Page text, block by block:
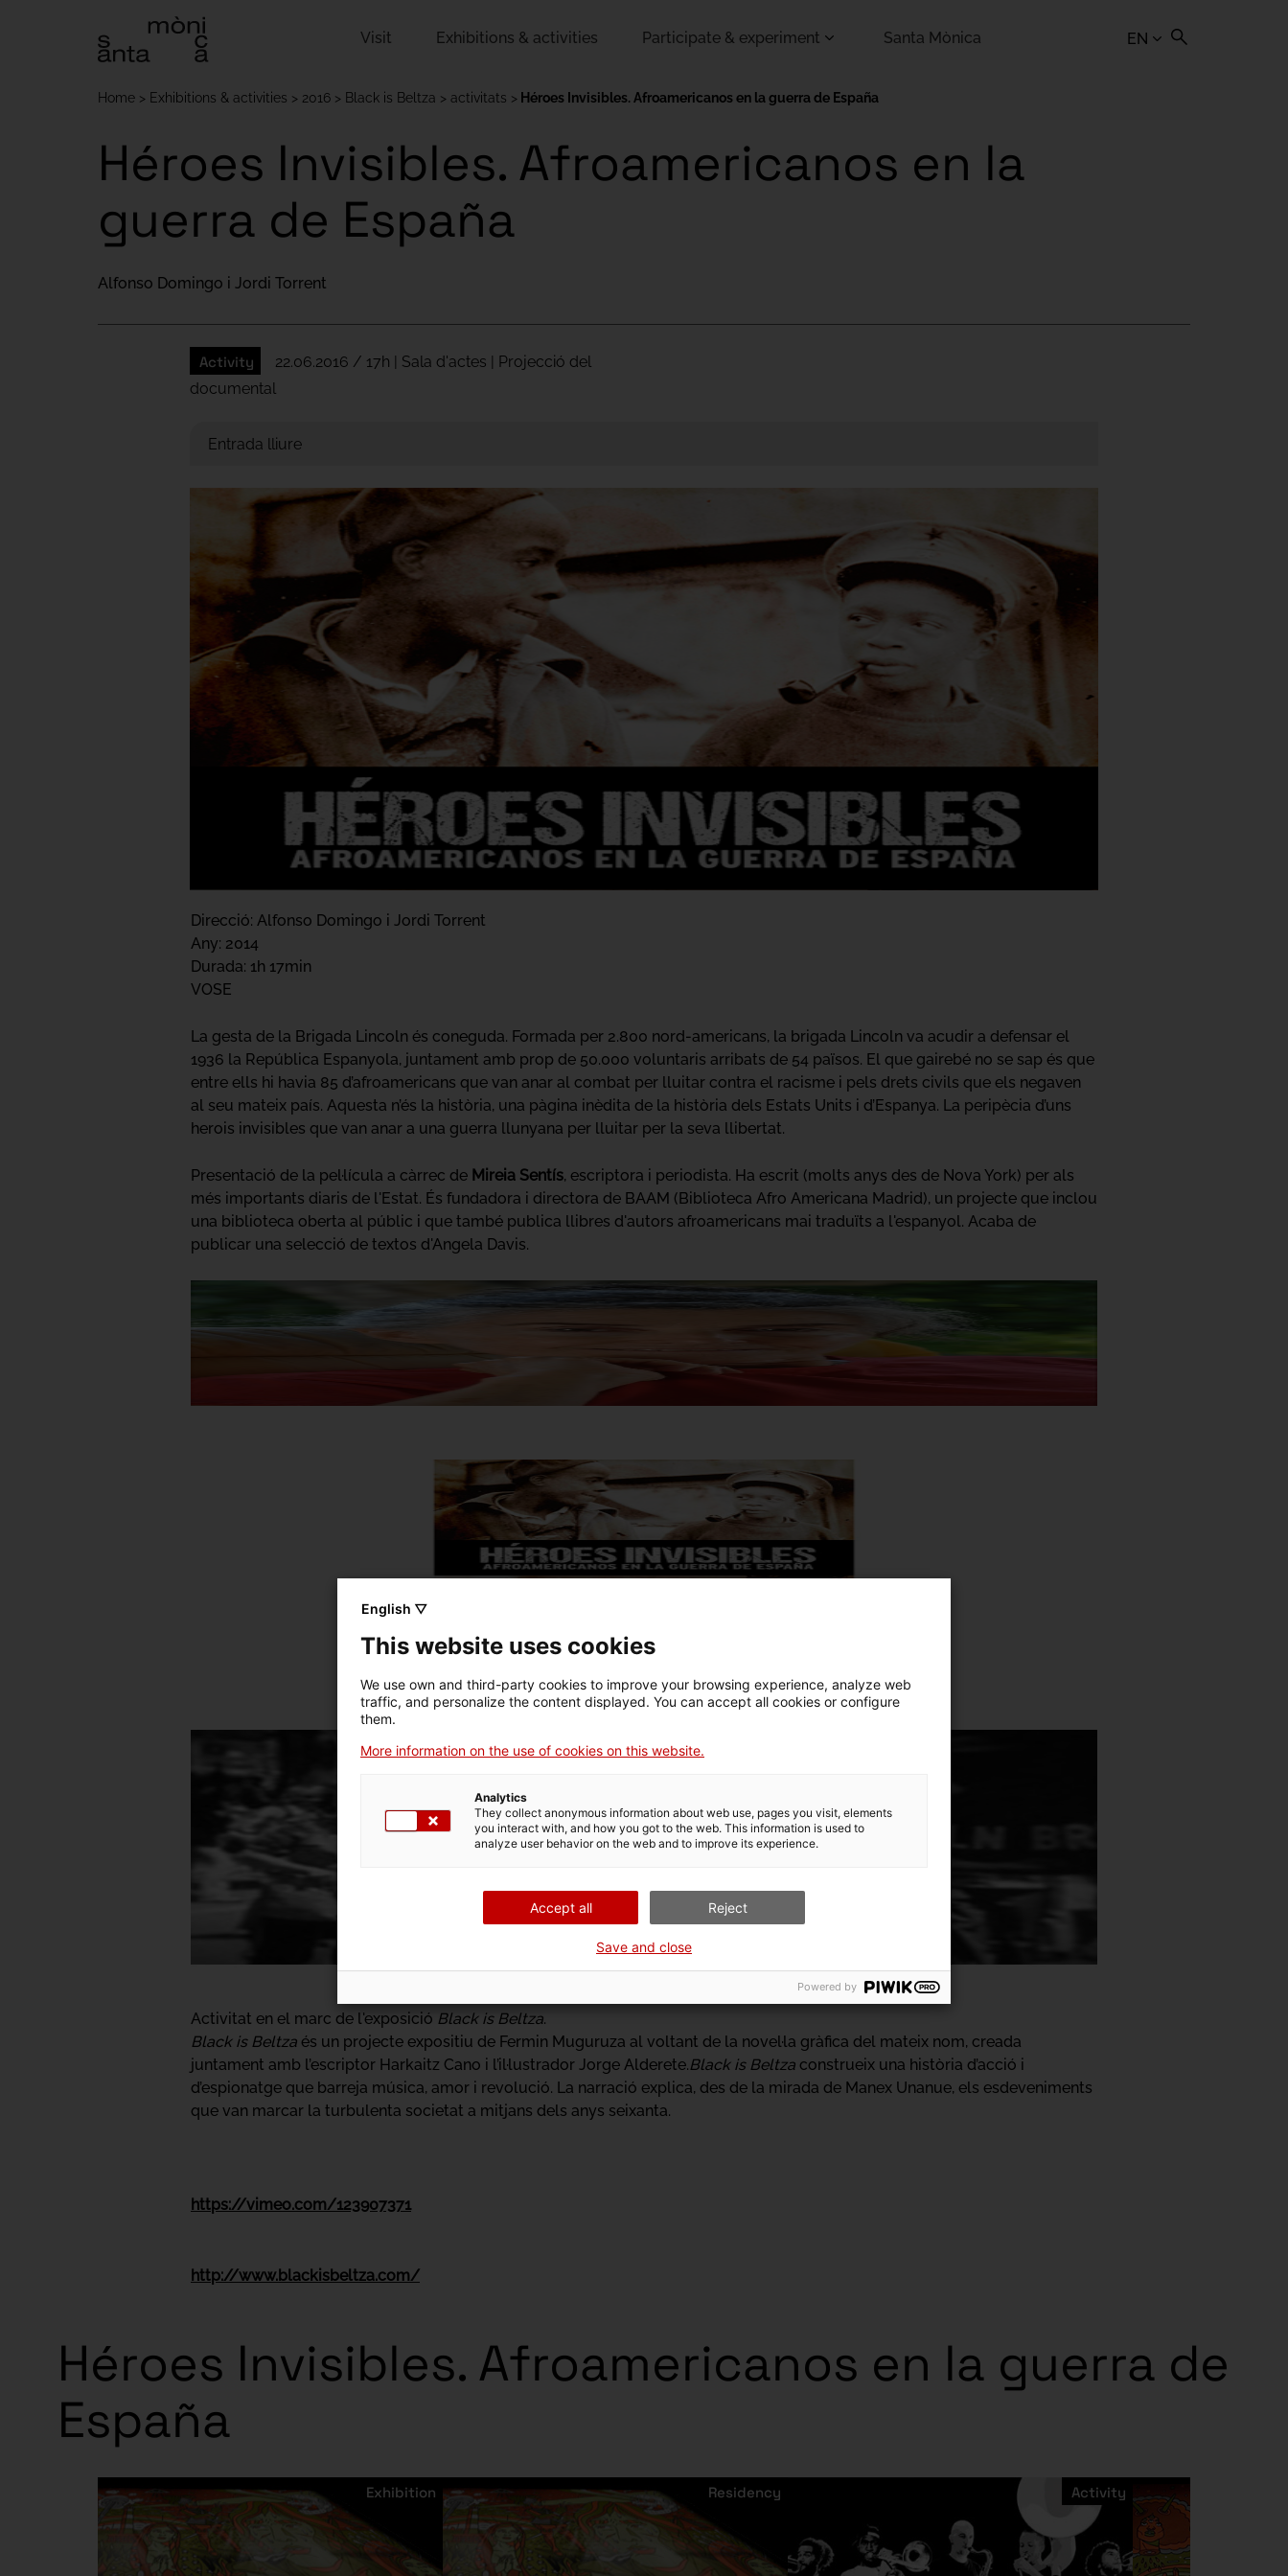
EN
Visit Exhibitions & activities Participate & experiment Santa Mònica
Home Exhibitions & activities 2016 Black is Beltza activitats Héroes Invisibles. Afroamericanos en la guerra de España
Héroes Invisibles. Afroamericanos en la
guerra de España
Alfonso Domingo i Jordi Torrent
Activity
22.06.2016 / 17h | Sala d'actes | Projecció del
documental
Entrada lliure
Direcció: Alfonso Domingo i Jordi Torrent
Any: 2014
Durada: 1h 17min
VOSE
La gesta de la Brigada Lincoln és coneguda. Formada per 2.800 nord-americans, la brigada Lincoln va acudir a defensar el
1936 la República Espanyola, juntament amb prop de 50.000 voluntaris arribats de 54 països. El que gairebé no se sap és que
entre ells hi havia 85 d’afroamericans que van anar al combat per lluitar contra el racisme i pels drets civils que els negaven
al seu mateix país. Aquesta n’és la història, una pàgina inèdita de la història dels Estats Units i d’Espanya. La peripècia d’uns
herois invisibles que van anar a una guerra llunyana per lluitar per la seva llibertat.
Presentació de la pel·lícula a càrrec de Mireia Sentís, escriptora i periodista. Ha escrit (molts anys des de Nova York) per als
més importants diaris de l'Estat. És fundadora i directora de BAAM (Biblioteca Afro Americana Madrid), un projecte que inclou
una biblioteca oberta al públic i que també publica llibres d'autors afroamericans mai traduïts a l'espanyol. Acaba de
publicar una selecció de textos d'Angela Davis.
Activitat en el marc de l'exposició Black is Beltza.
Black is Beltza és un projecte expositiu de Fermin Muguruza al voltant de la novel·la gràfica del mateix nom, creada
juntament amb l’escriptor Harkaitz Cano i l’il·lustrador Jorge Alderete.Black is Beltza construeix una història d’acció i
d’espionatge que barreja música, amor i revolució. La narració explica, des de la mirada de Manex Unanue, els esdeveniments
que van marcar la turbulenta societat a mitjans dels anys seixanta.
https://vimeo.com/123907371
http://www.blackisbeltza.com/
Héroes Invisibles. Afroamericanos en la guerra de
España
Exhibition Residency Activity
English ▽
This website uses cookies
We use own and third-party cookies to improve your browsing experience, analyze web
traffic, and personalize the content displayed. You can accept all cookies or configure
them.
More information on the use of cookies on this website.
Analytics
They collect anonymous information about web use, pages you visit, elements
you interact with, and how you got to the web. This information is used to
analyze user behavior on the web and to improve its experience.
Accept all Reject
Save and close
Powered by